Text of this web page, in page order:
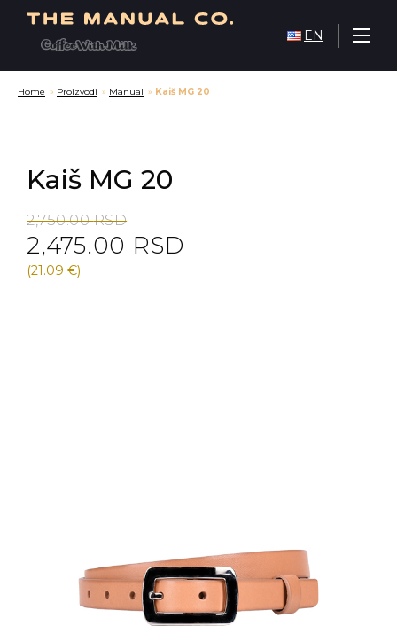
EN
Home » Proizvodi » Manual » Kaiš MG 20
Kaiš MG 20
2,750.00RSD
Original
price
was:
2,475.00 RSD
Current
price
is:
(21.09 €)